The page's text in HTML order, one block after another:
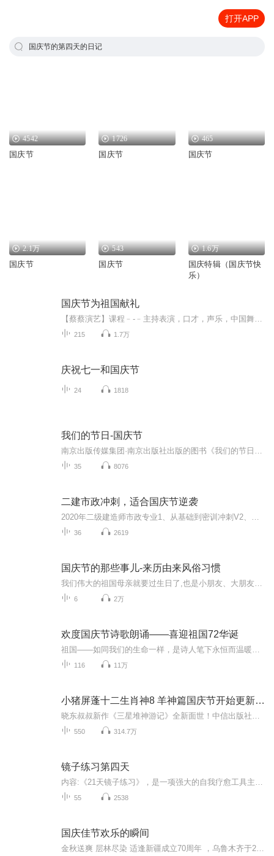
打开APP
国庆节的第四天的日记
4542
国庆节
1726
国庆节
465
国庆节
2.1万
国庆节
543
国庆节
1.6万
国庆特辑（国庆节快
乐）
国庆节为祖国献礼
215 1.7万
庆祝七一和国庆节
24 1818
我们的节日-国庆节
35 8076
二建市政冲刺，适合国庆节逆袭
36 2619
国庆节的那些事儿-来历由来风俗习惯
6 2万
欢度国庆节诗歌朗诵——喜迎祖国72华诞
116 11万
小猪屏蓬十二生肖神8 羊神篇国庆节开始更新啦！
550 314.7万
镜子练习第四天
55 2538
国庆佳节欢乐的瞬间